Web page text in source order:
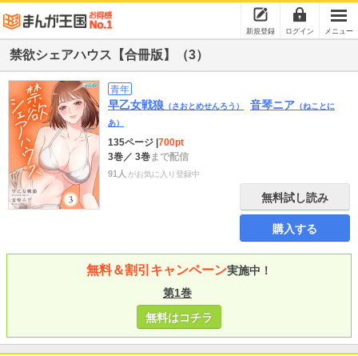
新規登録 ログイン メニュー
禁欲シェアハウス【合冊版】（3）
青年
早乙女戦狼 （さおとめせんろう） 音琴ニア （ねことに
あ）
135ページ 700pt
3巻／ 3巻まで配信
91人 がお気に入り登録中
無料試し読み
購入する
無料＆割引キャンペーン実施中！
第1巻
無料はコチラ